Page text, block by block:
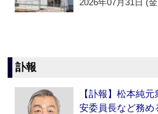
2026年07月31日 (
訃報
【訃報】松本純
安委員長など務め